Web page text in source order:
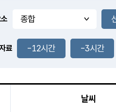
풍도
2.7m/s
-
료 -12시간 -3시간
날씨